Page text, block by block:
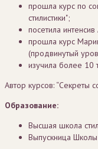
прошла курс по
стилистики";
посетила
прошла курс
(продвинутый
изучила более 10
Автор курсов: “Секреты
Образование:
Высшая школа
Выпускница